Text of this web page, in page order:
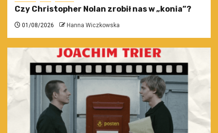
Czy Christopher Nolan zrobił nas w „konia”?
01/08/2026 Hanna Wiczkowska